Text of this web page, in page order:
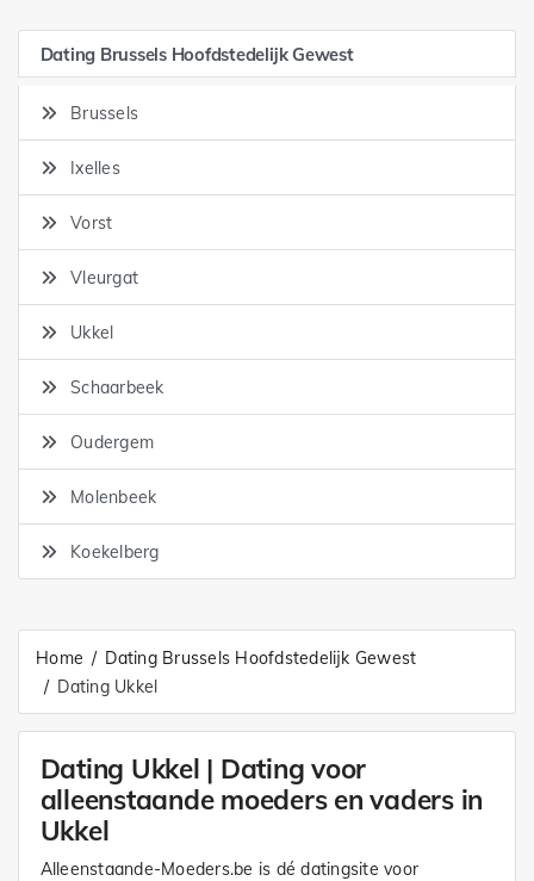
Dating Brussels Hoofdstedelijk Gewest
Brussels
Ixelles
Vorst
Vleurgat
Ukkel
Schaarbeek
Oudergem
Molenbeek
Koekelberg
Home
Dating Brussels Hoofdstedelijk Gewest
Dating Ukkel
Dating Ukkel | Dating voor
alleenstaande moeders en vaders in
Ukkel
Alleenstaande-Moeders.be is dé datingsite voor